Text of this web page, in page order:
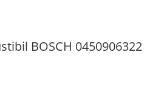
BOSCH 0450906322